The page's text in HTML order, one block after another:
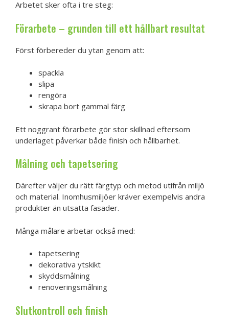
Arbetet sker ofta i tre steg:
Förarbete – grunden till ett hållbart resultat
Först förbereder du ytan genom att:
spackla
slipa
rengöra
skrapa bort gammal färg
Ett noggrant förarbete gör stor skillnad eftersom
underlaget påverkar både finish och hållbarhet.
Målning och tapetsering
Därefter väljer du rätt färgtyp och metod utifrån miljö
och material. Inomhusmiljöer kräver exempelvis andra
produkter än utsatta fasader.
Många målare arbetar också med:
tapetsering
dekorativa ytskikt
skyddsmålning
renoveringsmålning
Slutkontroll och finish